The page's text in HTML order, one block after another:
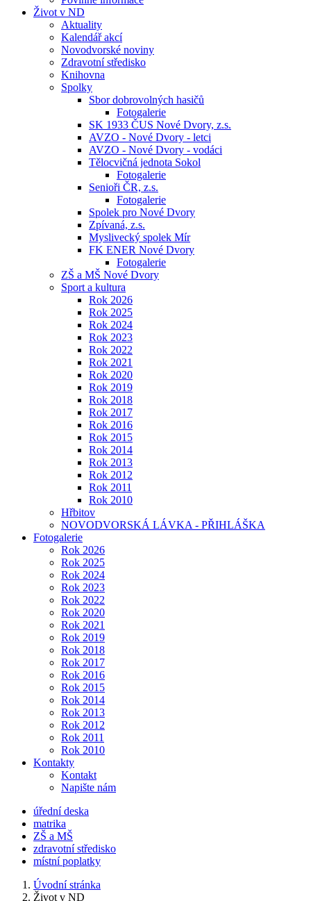
Život v ND
Aktuality
Kalendář akcí
Novodvorské noviny
Zdravotní středisko
Knihovna
Spolky
Sbor dobrovolných hasičů
Fotogalerie
SK 1933 ČUS Nové Dvory, z.s.
AVZO - Nové Dvory - letci
AVZO - Nové Dvory - vodáci
Tělocvičná jednota Sokol
Fotogalerie
Senioři ČR, z.s.
Fotogalerie
Spolek pro Nové Dvory
Zpívaná, z.s.
Myslivecký spolek Mír
FK ENER Nové Dvory
Fotogalerie
ZŠ a MŠ Nové Dvory
Sport a kultura
Rok 2026
Rok 2025
Rok 2024
Rok 2023
Rok 2022
Rok 2021
Rok 2020
Rok 2019
Rok 2018
Rok 2017
Rok 2016
Rok 2015
Rok 2014
Rok 2013
Rok 2012
Rok 2011
Rok 2010
Hřbitov
NOVODVORSKÁ LÁVKA - PŘIHLÁŠKA
Fotogalerie
Rok 2026
Rok 2025
Rok 2024
Rok 2023
Rok 2022
Rok 2020
Rok 2021
Rok 2019
Rok 2018
Rok 2017
Rok 2016
Rok 2015
Rok 2014
Rok 2013
Rok 2012
Rok 2011
Rok 2010
Kontakty
Kontakt
Napište nám
úřední deska
matrika
ZŠ a MŠ
zdravotní středisko
místní poplatky
Úvodní stránka
Život v ND